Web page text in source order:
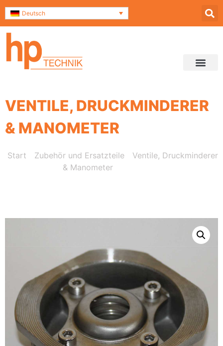
Deutsch
VENTILE, DRUCKMINDERER
& MANOMETER
Start Zubehör und Ersatzteile
Ventile, Druckminderer
& Manometer